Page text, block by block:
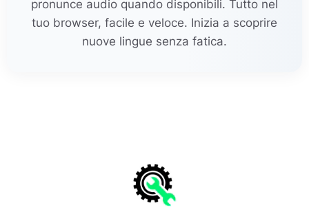
pronunce audio quando disponibili. Tutto nel
tuo browser, facile e veloce. Inizia a scoprire
nuove lingue senza fatica.